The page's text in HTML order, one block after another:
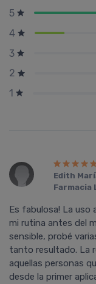
5
4
3
2
1
Edith
Farmacia
Es fabulosa! La uso
mi rutina antes del
sensible, probé
tanto resultado. La
aquellas personas
desde la primer